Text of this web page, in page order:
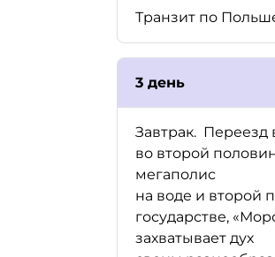
Транзит по
3 день
Завтрак. Переезд
во второй
мегаполис
на воде и второй
государстве,
захватывает дух